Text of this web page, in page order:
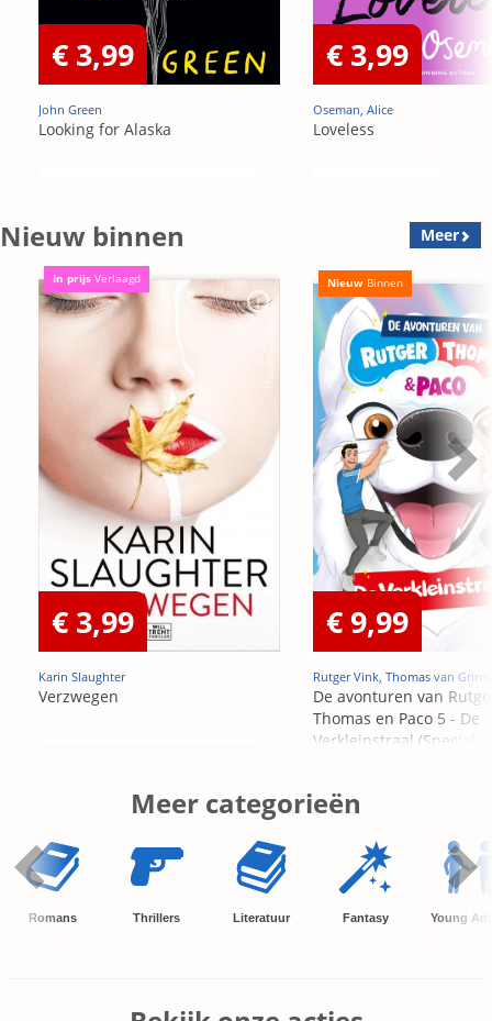
€ 3,99
John Green
Looking for Alaska
€ 3,99
Oseman, Alice
Loveless
Nieuw binnen Meer
In prijs Verlaagd
€ 3,99
Karin Slaughter
Verzwegen
Nieuw Binnen
€ 9,99
Rutger Vink, Thomas van
De avonturen van
Thomas en Paco 5 - De
Verkleinstraal (Special
Meer categorieën
Romans Thrillers Literatuur Fantasy Young